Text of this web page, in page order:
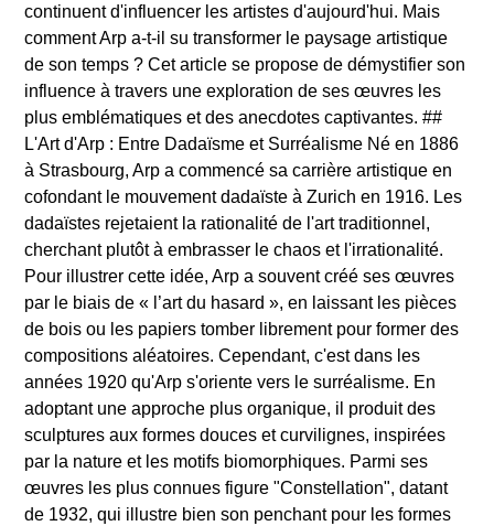
continuent d'influencer les artistes d'aujourd'hui. Mais
comment Arp a-t-il su transformer le paysage artistique
de son temps ? Cet article se propose de démystifier son
influence à travers une exploration de ses œuvres les
plus emblématiques et des anecdotes captivantes. ##
L'Art d'Arp : Entre Dadaïsme et Surréalisme Né en 1886
à Strasbourg, Arp a commencé sa carrière artistique en
cofondant le mouvement dadaïste à Zurich en 1916. Les
dadaïstes rejetaient la rationalité de l'art traditionnel,
cherchant plutôt à embrasser le chaos et l'irrationalité.
Pour illustrer cette idée, Arp a souvent créé ses œuvres
par le biais de « l’art du hasard », en laissant les pièces
de bois ou les papiers tomber librement pour former des
compositions aléatoires. Cependant, c'est dans les
années 1920 qu'Arp s'oriente vers le surréalisme. En
adoptant une approche plus organique, il produit des
sculptures aux formes douces et curvilignes, inspirées
par la nature et les motifs biomorphiques. Parmi ses
œuvres les plus connues figure "Constellation", datant
de 1932, qui illustre bien son penchant pour les formes